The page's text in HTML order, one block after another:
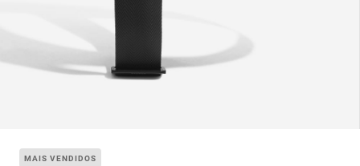
MAIS VENDIDOS